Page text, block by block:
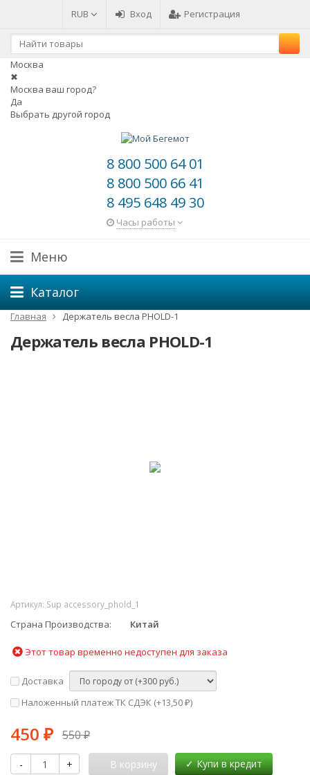
RUB Вход Регистрация
Москва
✖
Москва ваш город?
Да
Выбрать другой город
8 800 500 64 01
8 800 500 66 41
8 495 648 49 30
Часы работы
Меню
Каталог
Главная Держатель весла PHOLD-1
Держатель весла PHOLD-1
Артикул: Sup accessory_phold_1
Страна Производства Китай
Этот товар временно недоступен для заказа
Доставка
Наложенный платеж ТК СДЭК (+13,50 ₽)
450 ₽ 550₽
- + В корзину